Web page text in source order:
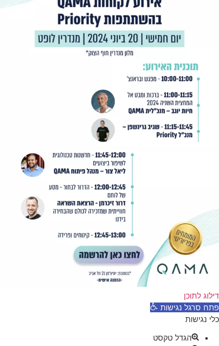
דילוג לתוכן
פתח סרגל נגישות
כלי נגישות
הגדל טקסט